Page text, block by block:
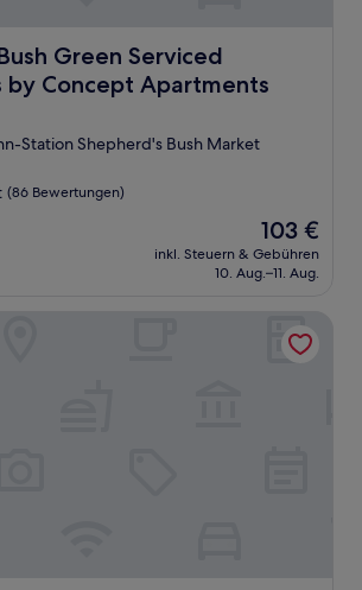
Green Serviced
Concept Apartments
Green Serviced Apartments by
Station Shepherd's Bush Market
(86 Bewertungen)
Der
Preis
beträgt
103 €
inkl. Steuern & Gebühren
10. Aug.–11. Aug.